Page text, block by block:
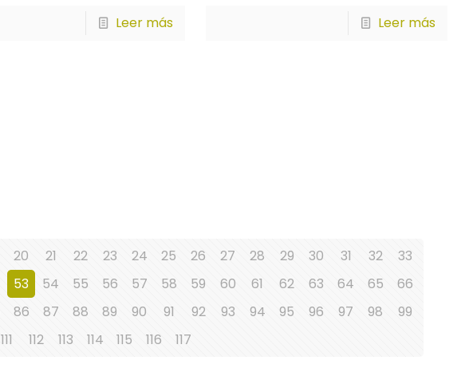
Leer más Leer más
20 21 22 23 24 25 26 27 28 29 30 31 32
33
53 54 55 56 57 58 59 60 61 62 63 64 65
66
86 87 88 89 90 91 92 93 94 95 96 97 98
99
111 112 113 114 115 116
117